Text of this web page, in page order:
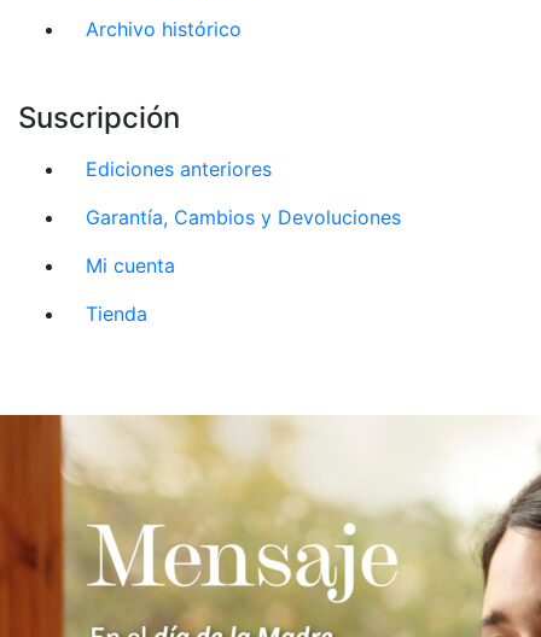
Archivo histórico
Suscripción
Ediciones anteriores
Garantía, Cambios y Devoluciones
Mi cuenta
Tienda